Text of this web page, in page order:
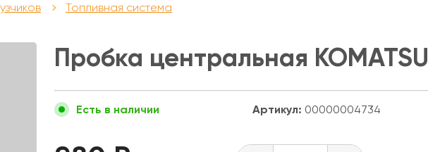
Топливная система
Пробка центральная KOMATSU
Есть в наличии Артикул: 00000004734